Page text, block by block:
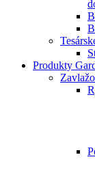
Produkty